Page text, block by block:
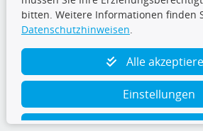
TecDoc Inside
bitten. Weitere Informationen finden
Datenschutzhinweisen.
Alle
Einstellungen
Ablehnen